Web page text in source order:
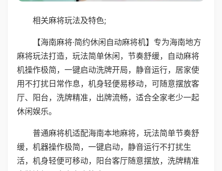
相关麻将玩法及特色;
【海南麻将·简约休闲自动麻将机】专为海南地方
麻将玩法打造，玩法简单休闲，节奏舒缓，自动麻将
机操作极简，一键启动洗牌开局，静音运行，居家使
用不打扰日常作息，机身轻便易移动，可随意摆放客
厅、阳台，洗牌精准，出牌流畅，适合全家老少一起
休闲娱乐。
普通麻将机适配海南本地麻将，玩法简单节奏舒
缓，机器操作极简，一键启动，静音运行不打扰生
活，机身轻便可移动，阳台客厅随意摆放，洗牌精准